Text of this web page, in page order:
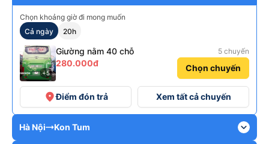
Chọn khoảng giờ đi mong muốn
Cả ngày
20h
+5
Giường nằm 40 chỗ 5 chuyến
280.000đ Chọn chuyến
placeĐiểm đón trả Xem tất cả chuyến
Hà Nội Kon Tum expand_more